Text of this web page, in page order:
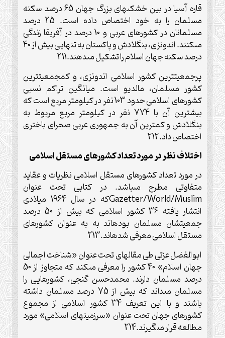
قاره آسيا در بين خشكى‏هاى بزرگ جهان 65 درصد سكنه
مسلمان را به خود اختصاص داده است. 25 درصد
مسلمانان در كشورهاى عربى و 10 درصد در آفريقا زندگى
مى‏كنند. اندونزى، بنگلادش و پاكستان به تنهايى بيش از 40
درصد سكنه جهان اسلام را تشكيل مى‏دهند.211
پرجمعيت‏ترين كشور اسلامى اندونزى، و كم‏جمعيت‏ترين
كشور مسلمان، مالديو است. ميانگين تراكم نسبى
كشورهاى اسلامى حدود 103 نفر در كيلومتر مربع است كه
بيشترين آن با 774 نفر در كيلومتر مربع مربوط به
بنگلادش و كمترين آن به جمهورى عربى صحراى باخترى
اختصاص داد.212
اختلاف ‏نظر در مورد تعداد كشورهاى مستقل اسلامى
در مورد تعداد كشورهاى مستقل اسلامى نظريات و عقايد
متفاوتى مطرح مى‏باشد. در كتابى تحت عنوان
Gazetter/World/Muslim كه در سال 1964 ميلادى
انتشار يافته 36 كشور اسلامى كه بيش از 50 درصد
جمعيتشان مسلمان بوده‏اند به به عنوان كشورهاى
مستقل اسلامى معرفى شده‏اند.213
ابوالفضل عزتى طى مقاله‏اى تحت عنوان «شناخت اجمالى
جهان اسلام» 40 كشور را معرفى مى‏كند كه متجاوز از 50
درصد مسلمان دارند. محمدحسن گنجى، كشورهايى را
مسلمان مى‏داند كه بيش از 75 درصد مسلمان داشته
باشند و با اين تعريف 34 كشور اسلامى از مجموع
كشورهاى جهان تحت عنوان «سرزمين‏هاى اسلامى» مورد
مطالعه قرار مى‏گيرند.214